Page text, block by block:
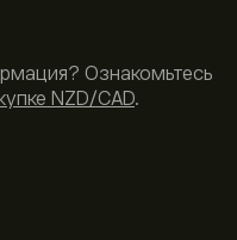
Ознакомьтесь
NZD/CAD.